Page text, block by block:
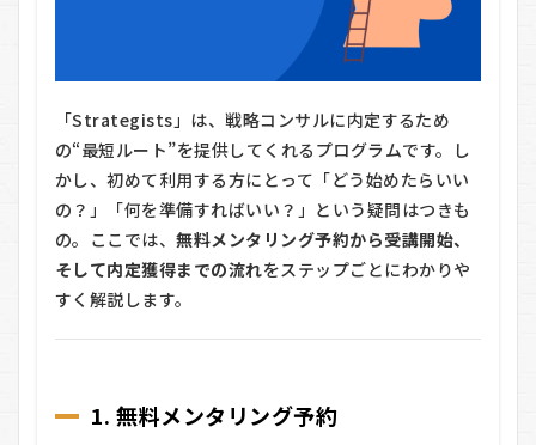
「Strategists」は、戦略コンサルに内定するため
の“最短ルート”を提供してくれるプログラムです。し
かし、初めて利用する方にとって「どう始めたらいい
の？」「何を準備すればいい？」という疑問はつきも
の。ここでは、無料メンタリング予約から受講開始、
そして内定獲得までの流れをステップごとにわかりや
すく解説します。
1. 無料メンタリング予約